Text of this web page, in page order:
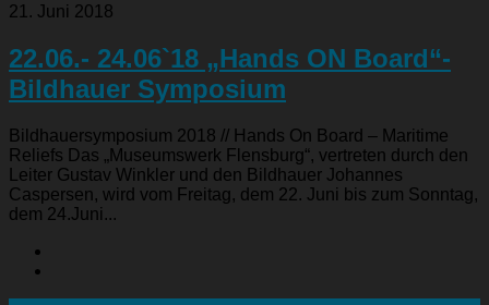
21. Juni 2018
22.06.- 24.06`18 „Hands ON Board“-
Bildhauer Symposium
Bildhauersymposium 2018 // Hands On Board – Maritime
Reliefs Das „Museumswerk Flensburg“, vertreten durch den
Leiter Gustav Winkler und den Bildhauer Johannes
Caspersen, wird vom Freitag, dem 22. Juni bis zum Sonntag,
dem 24.Juni...